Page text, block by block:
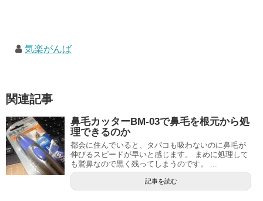
気楽がんば
関連記事
鼻毛カッターBM-03で鼻毛を根元から処
理できるのか
都会に住んでいると、タバコも吸わないのに鼻毛が
伸びるスピードが早いと感じます。 まめに処理して
も鷲鼻なので黒く残ってしまうのです。 ...
記事を読む